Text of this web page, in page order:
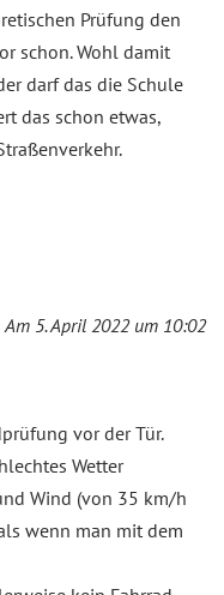
Prüfung den
schon. Wohl damit
darf das die Schule
das schon etwas,
Am 5. April 2022 um 10:02
vor der Tür.
Wetter
Wind (von 35 km/h
wenn man mit dem